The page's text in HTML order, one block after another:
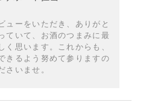
ューをいただき、ありがと
ていて、お酒のつまみに最
く思います。これからも、
きるよう努めて参りますの
さいませ。